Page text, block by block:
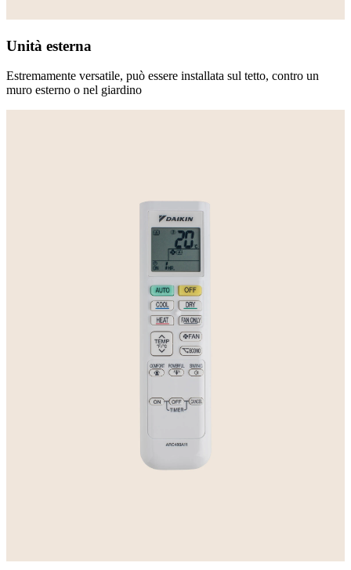
Unità esterna
Estremamente versatile, può essere installata sul tetto, contro un
muro esterno o nel giardino